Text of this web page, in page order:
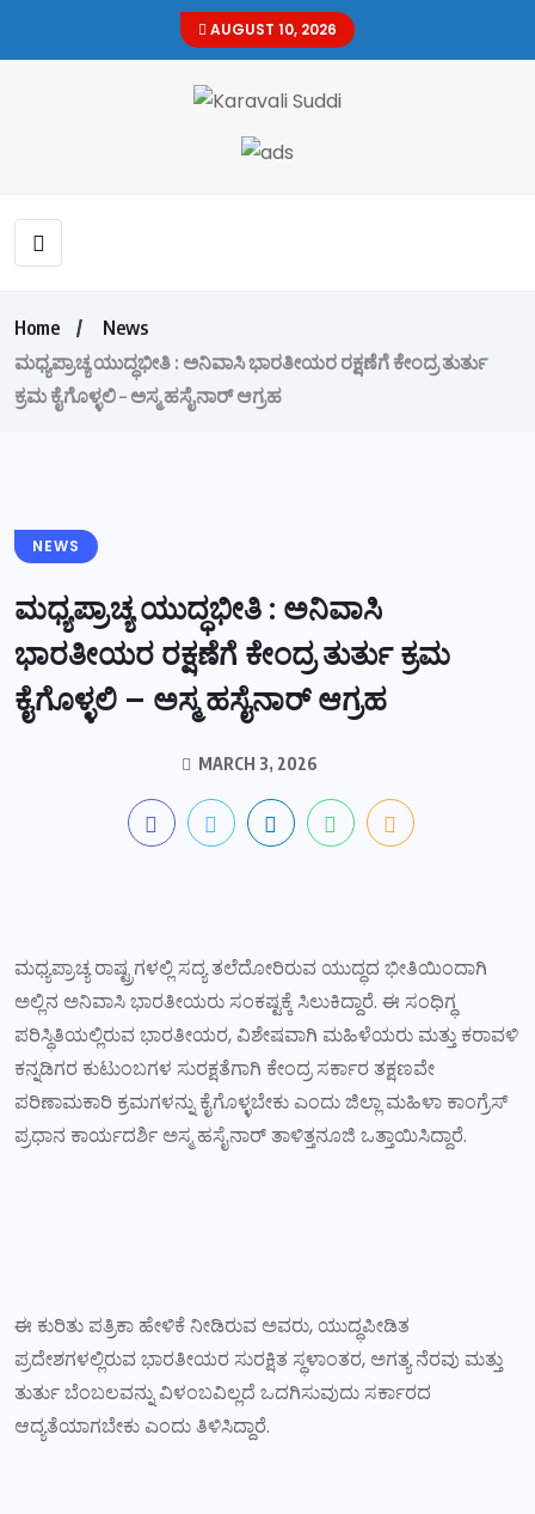
AUGUST 10, 2026
Home
News
ಮಧ್ಯಪ್ರಾಚ್ಯ ಯುದ್ಧಭೀತಿ : ಅನಿವಾಸಿ ಭಾರತೀಯರ ರಕ್ಷಣೆಗೆ ಕೇಂದ್ರ ತುರ್ತು
ಕ್ರಮ ಕೈಗೊಳ್ಳಲಿ – ಅಸ್ಮ ಹಸೈನಾರ್ ಆಗ್ರಹ
NEWS
ಮಧ್ಯಪ್ರಾಚ್ಯ ಯುದ್ಧಭೀತಿ : ಅನಿವಾಸಿ
ಭಾರತೀಯರ ರಕ್ಷಣೆಗೆ ಕೇಂದ್ರ ತುರ್ತು ಕ್ರಮ
ಕೈಗೊಳ್ಳಲಿ – ಅಸ್ಮ ಹಸೈನಾರ್ ಆಗ್ರಹ
MARCH 3, 2026
ಮಧ್ಯಪ್ರಾಚ್ಯ ರಾಷ್ಟ್ರಗಳಲ್ಲಿ ಸದ್ಯ ತಲೆದೋರಿರುವ ಯುದ್ಧದ ಭೀತಿಯಿಂದಾಗಿ
ಅಲ್ಲಿನ ಅನಿವಾಸಿ ಭಾರತೀಯರು ಸಂಕಷ್ಟಕ್ಕೆ ಸಿಲುಕಿದ್ದಾರೆ. ಈ ಸಂಧಿಗ್ಧ
ಪರಿಸ್ಥಿತಿಯಲ್ಲಿರುವ ಭಾರತೀಯರ, ವಿಶೇಷವಾಗಿ ಮಹಿಳೆಯರು ಮತ್ತು ಕರಾವಳಿ
ಕನ್ನಡಿಗರ ಕುಟುಂಬಗಳ ಸುರಕ್ಷತೆಗಾಗಿ ಕೇಂದ್ರ ಸರ್ಕಾರ ತಕ್ಷಣವೇ
ಪರಿಣಾಮಕಾರಿ ಕ್ರಮಗಳನ್ನು ಕೈಗೊಳ್ಳಬೇಕು ಎಂದು ಜಿಲ್ಲಾ ಮಹಿಳಾ ಕಾಂಗ್ರೆಸ್
ಪ್ರಧಾನ ಕಾರ್ಯದರ್ಶಿ ಅಸ್ಮ ಹಸೈನಾರ್ ತಾಳಿತ್ತನೂಜಿ ಒತ್ತಾಯಿಸಿದ್ದಾರೆ.
ಈ ಕುರಿತು ಪತ್ರಿಕಾ ಹೇಳಿಕೆ ನೀಡಿರುವ ಅವರು, ಯುದ್ಧಪೀಡಿತ
ಪ್ರದೇಶಗಳಲ್ಲಿರುವ ಭಾರತೀಯರ ಸುರಕ್ಷಿತ ಸ್ಥಳಾಂತರ, ಅಗತ್ಯ ನೆರವು ಮತ್ತು
ತುರ್ತು ಬೆಂಬಲವನ್ನು ವಿಳಂಬವಿಲ್ಲದೆ ಒದಗಿಸುವುದು ಸರ್ಕಾರದ
ಆದ್ಯತೆಯಾಗಬೇಕು ಎಂದು ತಿಳಿಸಿದ್ದಾರೆ.